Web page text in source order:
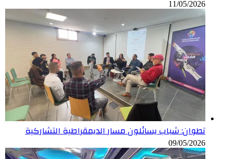
11/05/2026
تطوان: شباب يسائلون مسار الديمقراطية التشاركية
09/05/2026